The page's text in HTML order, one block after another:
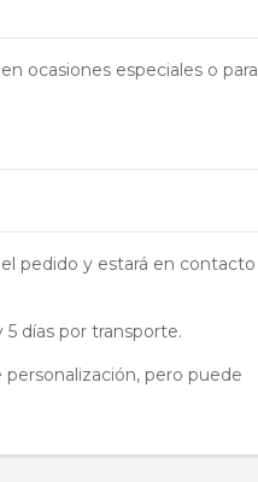
ocasiones especiales o para
pedido y estará en contacto
días por transporte.
pero puede